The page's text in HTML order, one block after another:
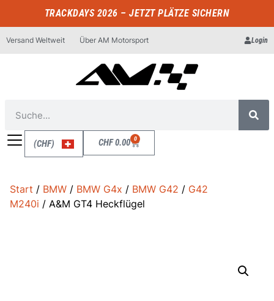
TRACKDAYS 2026 – JETZT PLÄTZE SICHERN
Versand Weltweit Über AM Motorsport Login
(CHF) CHF0.00 0
Start / BMW / BMW G4x / BMW G42 / G42
M240i / A&M GT4 Heckflügel